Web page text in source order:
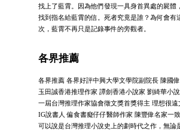
找上了藍霄。因為他們發現一具身首異處的屍體
找到指名給藍霄的信。死者究竟是誰？為何會有
次，藍霄不再只是記錄事件的旁觀者。
各界推薦
各界推薦 各界好評中興大學文學院副院長 陳國
玉田誠香港推理作家 譚劍香港小說家 劉綺華小
一屆台灣推理作家協會徵文獎首獎得主 理想很
IG說書人 偏食書癡仔仔醫師作家 陳豐偉名家一致
可以說是台灣推理小說史上的劃時代之作，無論